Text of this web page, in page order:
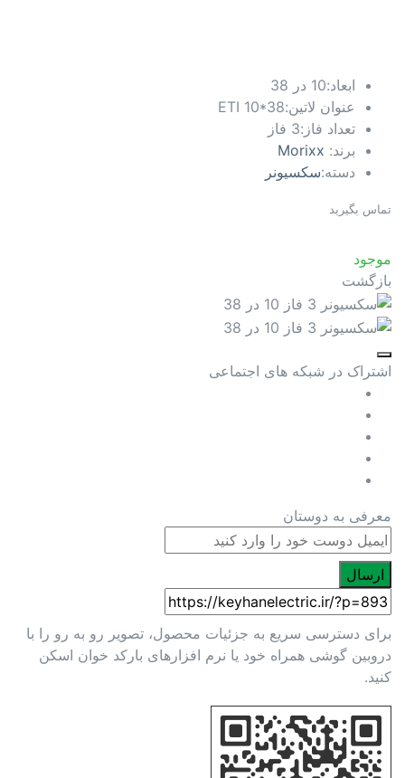
ابعاد:10 در 38
عنوان لاتین:ETI 10*38
تعداد فاز:3 فاز
برند: Morixx
دسته:سکسیونر
تماس بگیرید
موجود
بازگشت
اشتراک در شبکه های اجتماعی
معرفی به دوستان
ارسال
برای دسترسی سریع به جزئیات محصول، تصویر رو به رو را با
دروبین گوشی همراه خود یا نرم افزارهای بارکد خوان اسکن
کنید.